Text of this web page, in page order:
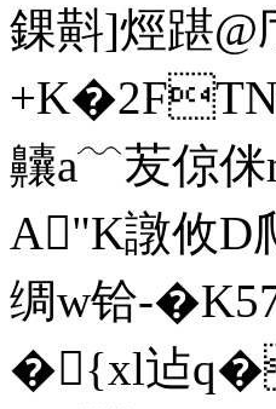
錁斢]烴踸
+K�2FTN
齉a﹋苃倞
A"K譈攸D
绸w铪-�
�{xl迠